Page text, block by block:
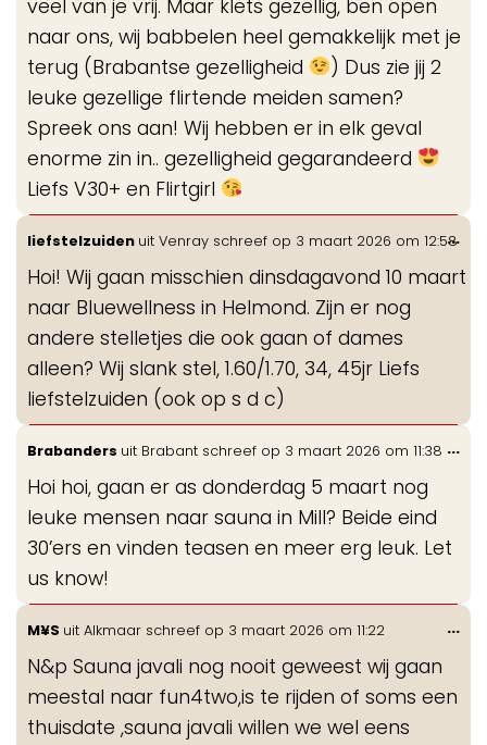
veel van je vrij. Maar klets gezellig, ben open
naar ons, wij babbelen heel gemakkelijk met je
terug (Brabantse gezelligheid
) Dus zie jij 2
leuke gezellige flirtende meiden samen?
Spreek ons aan! Wij hebben er in elk geval
enorme zin in.. gezelligheid gegarandeerd
Liefs V30+ en Flirtgirl
liefstelzuiden uit Venray schreef op 3 maart 2026 om 12:58
Hoi! Wij gaan misschien dinsdagavond 10 maart
naar Bluewellness in Helmond. Zijn er nog
andere stelletjes die ook gaan of dames
alleen? Wij slank stel, 1.60/1.70, 34, 45jr Liefs
liefstelzuiden (ook op s d c)
...
Brabanders uit Brabant schreef op 3 maart 2026 om 11:38
Hoi hoi, gaan er as donderdag 5 maart nog
leuke mensen naar sauna in Mill? Beide eind
30’ers en vinden teasen en meer erg leuk. Let
us know!
...
M¥S uit Alkmaar schreef op 3 maart 2026 om 11:22
N&p Sauna javali nog nooit geweest wij gaan
meestal naar fun4two,is te rijden of soms een
thuisdate ,sauna javali willen we wel eens
...